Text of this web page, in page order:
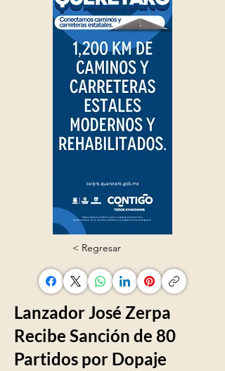
< Regresar
Lanzador José Zerpa
Recibe Sanción de 80
Partidos por Dopaje